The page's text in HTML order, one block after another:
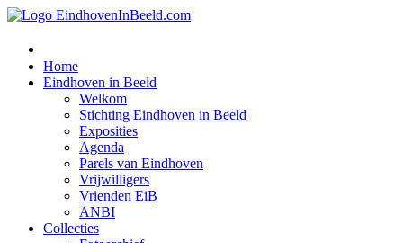
Home
Eindhoven in Beeld
Welkom
Stichting Eindhoven in Beeld
Exposities
Agenda
Parels van Eindhoven
Vrijwilligers
Vrienden EiB
ANBI
Collecties